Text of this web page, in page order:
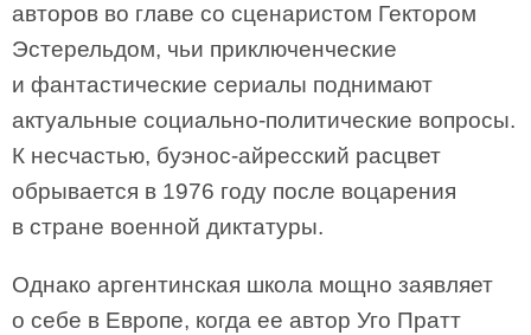
авторов во главе со сценаристом Гектором
Эстерельдом, чьи приключенческие
и фантастические сериалы поднимают
актуальные социально-политические вопросы.
К несчастью, буэнос-айресский расцвет
обрывается в 1976 году после воцарения
в стране военной диктатуры.
Однако аргентинская школа мощно заявляет
о себе в Европе, когда ее автор Уго Пратт